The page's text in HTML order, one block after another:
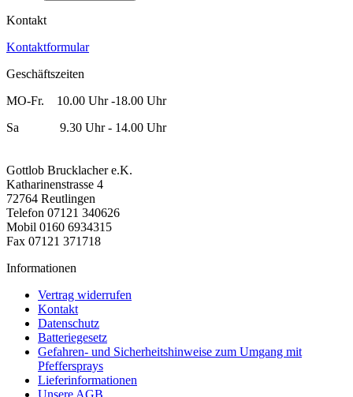
Kontakt
Kontaktformular
Geschäftszeiten
MO-Fr. 10.00 Uhr -18.00 Uhr
Sa 9.30 Uhr - 14.00 Uhr
Gottlob Brucklacher e.K.
Katharinenstrasse 4
72764 Reutlingen
Telefon 07121 340626
Mobil 0160 6934315
Fax 07121 371718
Informationen
Vertrag widerrufen
Kontakt
Datenschutz
Batteriegesetz
Gefahren- und Sicherheitshinweise zum Umgang mit
Pfeffersprays
Lieferinformationen
Unsere AGB